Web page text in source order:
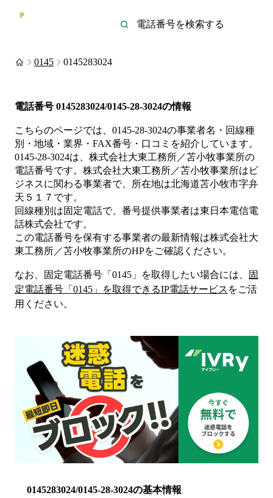
0145 0145283024
電話番号 0145283024/0145-28-3024の情報
こちらのページでは、 0145-28-3024の事業者名・回線種
別・地域・業界・FAX番号・口コミを紹介しています。
0145-28-3024は、 株式会社大東工務所／苫小牧事業所の
電話番号です。 株式会社大東工務所／苫小牧事業所は ビ
ジネスに関わる事業者で、所在地は北海道苫小牧市字弁
天５１７ です。
回線種別は固定電話で、番号提供事業者は東日本電信電
話株式会社です。
この電話番号を保有する事業者の最新情報は株式会社大
東工務所／苫小牧事業所のHPをご確認ください。
なお、固定電話番号「 0145 」を取得したい場合には、
固
定電話番号「 0145 」を取得できるIP電話サービス をご活
用ください。
0145283024/0145-28-3024の基本情報